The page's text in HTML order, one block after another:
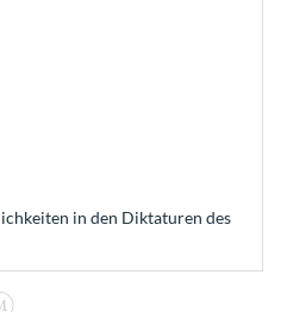
in den Diktaturen des